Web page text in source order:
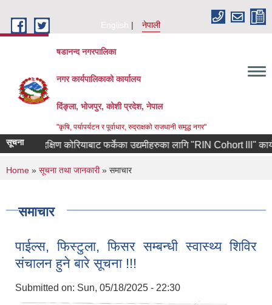
English
नेपाली
षडानन्द नगरपालिका
नगर कार्यपालिकाको कार्यालय
दिंङ्ला, भोजपुर, कोशी प्रदेश, नेपाल
"कृषि, पर्यापर्यटन र पूर्वाधार, रुद्राक्षको राजधानी समृद्ध नगर"
सूचना
दक्षिण कोरियाबाट फर्केका उद्यमीहरुका लागि "RIN Cohort lll"
You are here
Home » सूचना तथा जानकारी» समाचार
समाचार
पाईल्स, फिस्टुला, फिसर सम्बन्धी स्वास्थ्य शिविर
संचालन हुने बारे सूचना !!!
Submitted on: Sun, 05/18/2025 - 22:30